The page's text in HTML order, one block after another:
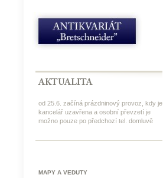
od 25.6. začíná prázdninový provoz, kdy je
kancelář uzavřena a osobní převzetí je
možno pouze po předchozí tel. domluvě
MAPY A VEDUTY